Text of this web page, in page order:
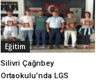
Eğitim
Silivri Çağrıbey
Ortaokulu’nda LGS